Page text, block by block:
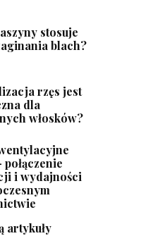
stosuje
blach?
rzęs jest
dla
włosków?
połączenie
i wydajności
artykuły